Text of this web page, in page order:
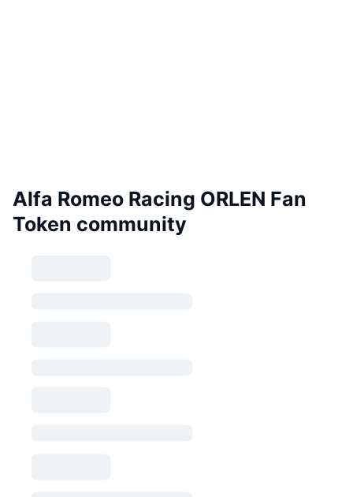
Alfa Romeo Racing ORLEN Fan
Token community